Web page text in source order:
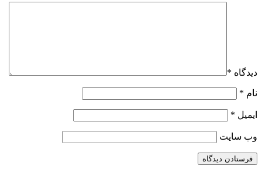
دیدگاه *
نام *
ایمیل *
وب‌ سایت